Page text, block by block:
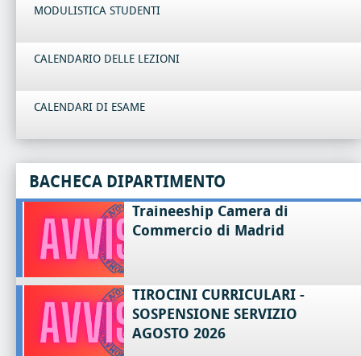
MODULISTICA STUDENTI
CALENDARIO DELLE LEZIONI
CALENDARI DI ESAME
BACHECA DIPARTIMENTO
Traineeship Camera di
Commercio di Madrid
TIROCINI CURRICULARI -
SOSPENSIONE SERVIZIO
AGOSTO 2026